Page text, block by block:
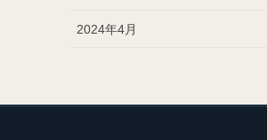
2024年4月